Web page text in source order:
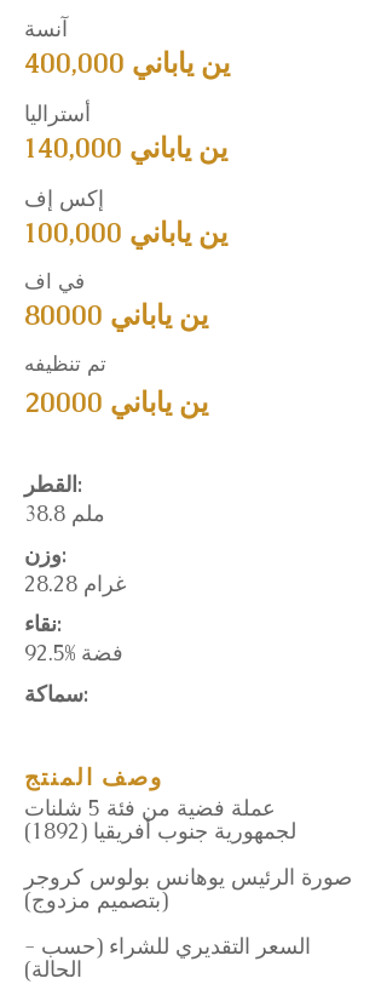
آنسة
400,000 ين ياباني
أستراليا
140,000 ين ياباني
إكس إف
100,000 ين ياباني
في اف
80000 ين ياباني
تم تنظيفه
20000 ين ياباني
القطر:
38.8 ملم
وزن:
28.28 غرام
نقاء:
92.5% فضة
سماكة:
وصف المنتج
عملة فضية من فئة 5 شلنات
لجمهورية جنوب أفريقيا (1892)
صورة الرئيس يوهانس بولوس كروجر
(بتصميم مزدوج)
- السعر التقديري للشراء (حسب
الحالة)